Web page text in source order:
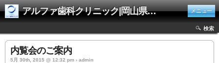
アルファ歯科クリニック|岡山県井原市 メニュー
検索
内覧会のご案内
5月 30th, 2015 @ 12:32 pm › admin